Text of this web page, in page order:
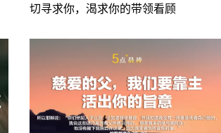
切寻求你，渴求你的带领看顾